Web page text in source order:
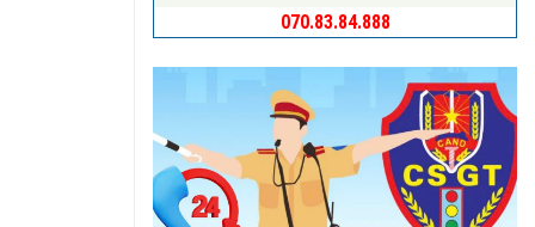
070.83.84.888